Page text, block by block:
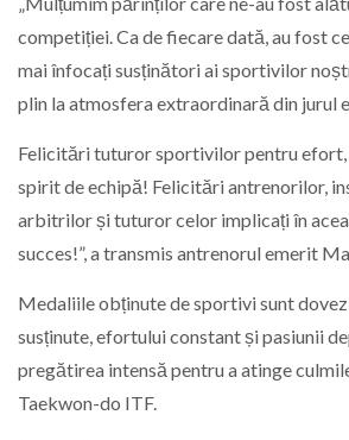
competiției. Ca de fiecare dată, au fost
mai înfocați susținători ai sportivilor
plin la atmosfera extraordinară din jurul
Felicitări tuturor sportivilor pentru efort,
spirit de echipă! Felicitări antrenorilor,
arbitrilor și tuturor celor implicați în
succes!”, a transmis antrenorul emerit
Medaliile obținute de sportivi sunt
susținute, efortului constant și pasiunii
pregătirea intensă pentru a atinge
Taekwon-do ITF.